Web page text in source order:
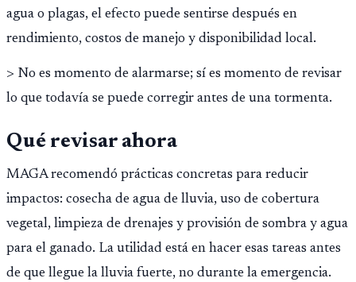
agua o plagas, el efecto puede sentirse después en
rendimiento, costos de manejo y disponibilidad local.
> No es momento de alarmarse; sí es momento de revisar
lo que todavía se puede corregir antes de una tormenta.
Qué revisar ahora
MAGA recomendó prácticas concretas para reducir
impactos: cosecha de agua de lluvia, uso de cobertura
vegetal, limpieza de drenajes y provisión de sombra y agua
para el ganado. La utilidad está en hacer esas tareas antes
de que llegue la lluvia fuerte, no durante la emergencia.